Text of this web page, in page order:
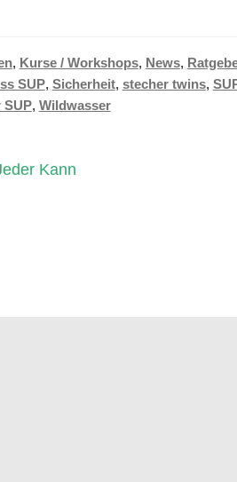
, Kurse / Workshops, News,
SUP, Sicherheit, stecher twins,
SUP, Wildwasser
Kann